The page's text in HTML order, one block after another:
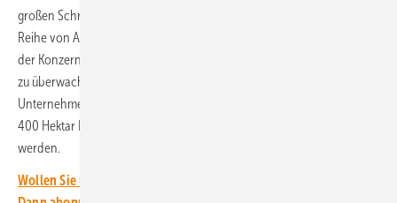
großen Schritt voranbringen, sondern gleichzeitig auch eine ganze
Reihe von Ausgleichsmaßnahmen fördern. Unter anderem unterstützt
der Konzern Projekte zur Markierung von Vögeln, um deren Verhalten
zu überwachen und zu analysieren. Außerdem mietet das
Unternehmen zusätzlich zu den Flächen für die Solarparks weitere
400 Hektar Land an, auf dem Naturschutzmaßnahmen umgesetzt
werden.
Wollen Sie über die Energiewende auf dem Laufenden bleiben?